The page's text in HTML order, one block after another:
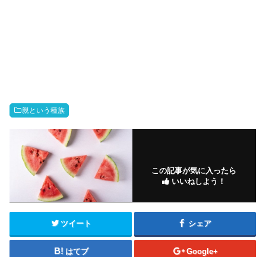
親という種族
この記事が気に入ったら
いいねしよう！
ツイート シェア
はてブ Google+